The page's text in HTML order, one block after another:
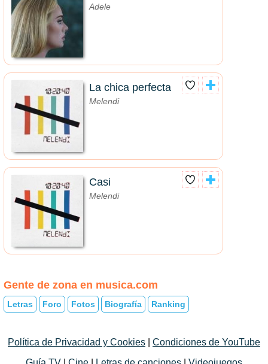
Adele
La chica perfecta
Melendi
Casi
Melendi
Gente de zona en musica.com
Letras Foro Fotos Biografía Ranking
Política de Privacidad y Cookies
Condiciones de YouTube